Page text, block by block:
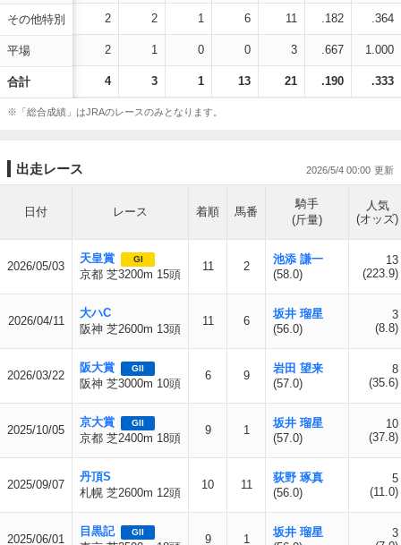
その他特別
平場
合計
2 2 1 6 11 .182 .364
2 1 0 0 3 .667 1.000
4 3 1 13 21 .190 .333
※「総合成績」はJRAのレースのみとなります。
出走レース 2026/5/4 00:00
日付 レース 着順 馬番
騎手
(斤量)
人気
(オッズ)
2026/05/03
天皇賞 GI
京都 芝3200m 15頭
11 2
池添 謙一
(58.0)
13
(223.9)
2026/04/11
大ハC
阪神 芝2600m 13頭
11 6
坂井 瑠星
(56.0)
3
(8.8)
2026/03/22
阪大賞 GII
阪神 芝3000m 10頭
6 9
岩田 望来
(57.0)
8
(35.6)
2025/10/05
京大賞 GII
京都 芝2400m 18頭
9 1
坂井 瑠星
(57.0)
10
(37.8)
2025/09/07
丹頂S
札幌 芝2600m 12頭
10 11
荻野 琢真
(56.0)
5
(11.0)
2025/06/01
目黒記 GII
9 1
坂井 瑠星
3